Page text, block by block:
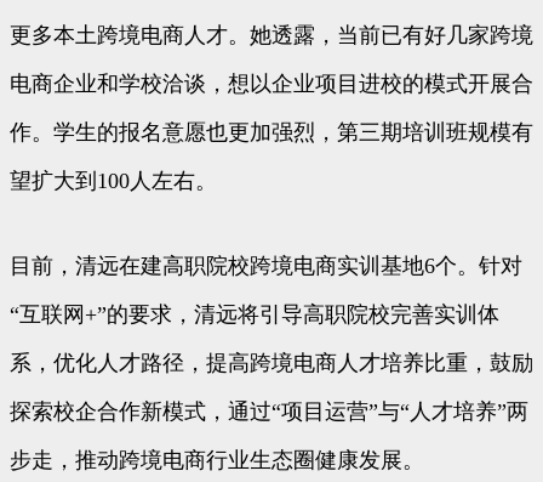
更多本土跨境电商人才。她透露，当前已有好几家跨境
电商企业和学校洽谈，想以企业项目进校的模式开展合
作。学生的报名意愿也更加强烈，第三期培训班规模有
望扩大到100人左右。
目前，清远在建高职院校跨境电商实训基地6个。针对
“互联网+”的要求，清远将引导高职院校完善实训体
系，优化人才路径，提高跨境电商人才培养比重，鼓励
探索校企合作新模式，通过“项目运营”与“人才培养”两
步走，推动跨境电商行业生态圈健康发展。